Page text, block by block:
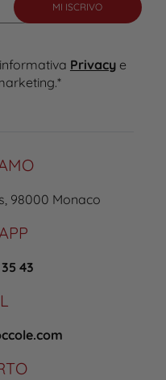
MI ISCRIVO
Privacye
*
98000 Monaco
43